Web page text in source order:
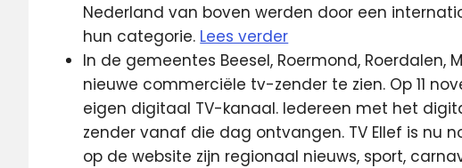
Nederland van boven werden door een
hun categorie. Lees verder
In de gemeentes Beesel, Roermond, Roerdalen,
nieuwe commerciële tv-zender te zien. Op 11
eigen digitaal TV-kanaal. Iedereen met het
zender vanaf die dag ontvangen. TV Ellef is nu
op de website zijn regionaal nieuws, sport,